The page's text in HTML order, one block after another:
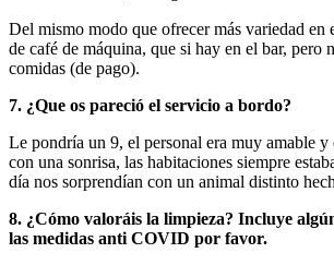
Del mismo modo que ofrecer más variedad en
de café de máquina, que si hay en el bar, pero
comidas (de pago).
7. ¿Que os pareció el servicio a bordo?
Le pondría un 9, el personal era muy amable y
con una sonrisa, las habitaciones siempre
día nos sorprendían con un animal distinto
8. ¿Cómo valoráis la limpieza? Incluye
las medidas anti COVID por favor.